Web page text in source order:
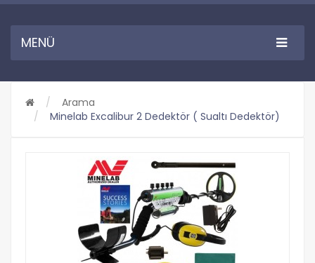
MENÜ
Arama
Minelab Excalibur 2 Dedektör ( Sualtı Dedektör)